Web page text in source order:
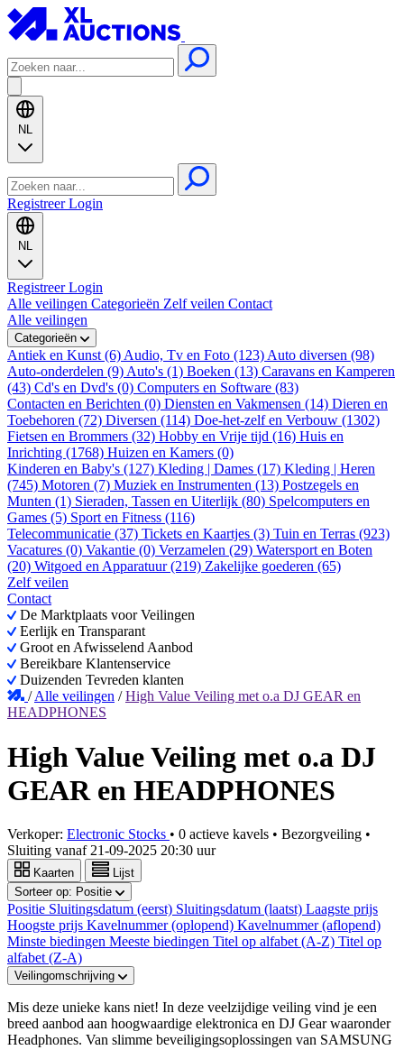
NL
RegistreerLogin
NL
RegistreerLogin
Alle veilingen Categorieën Zelf veilen Contact
Alle veilingen
Categorieën
Antiek en Kunst (6) Audio, Tv en Foto (123) Auto diversen (98)
Auto-onderdelen (9) Auto's (1) Boeken (13) Caravans en Kamperen
(43) Cd's en Dvd's (0) Computers en Software (83)
Contacten en Berichten (0) Diensten en Vakmensen (14) Dieren en
Toebehoren (72) Diversen (114) Doe-het-zelf en Verbouw (1302)
Fietsen en Brommers (32) Hobby en Vrije tijd (16) Huis en
Inrichting (1768) Huizen en Kamers (0)
Kinderen en Baby's (127) Kleding | Dames (17) Kleding | Heren
(745) Motoren (7) Muziek en Instrumenten (13) Postzegels en
Munten (1) Sieraden, Tassen en Uiterlijk (80) Spelcomputers en
Games (5) Sport en Fitness (116)
Telecommunicatie (37) Tickets en Kaartjes (3) Tuin en Terras (923)
Vacatures (0) Vakantie (0) Verzamelen (29) Watersport en Boten
(20) Witgoed en Apparatuur (219) Zakelijke goederen (65)
Zelf veilen
Contact
De Marktplaats voor Veilingen
Eerlijk en Transparant
Groot en Afwisselend Aanbod
Bereikbare Klantenservice
Duizenden Tevreden klanten
/Alle veilingen /High Value Veiling met o.a DJ GEAR en
HEADPHONES
High Value Veiling met o.a DJ
GEAR en HEADPHONES
Verkoper: Electronic Stocks • 0 actieve kavels • Bezorgveiling •
Sluiting vanaf 21-09-2025 20:30 uur
Kaarten
Lijst
Sorteer op: Positie
Positie Sluitingsdatum (eerst) Sluitingsdatum (laatst) Laagste prijs
Hoogste prijs Kavelnummer (oplopend) Kavelnummer (aflopend)
Minste biedingen Meeste biedingen Titel op alfabet (A-Z) Titel op
alfabet (Z-A)
Veilingomschrijving
Mis deze unieke kans niet! In deze veelzijdige veiling vind je een
breed aanbod aan hoogwaardige elektronica en DJ Gear waaronder
Headphones. Van slimme beveiligingsoplossingen van SAMSUNG